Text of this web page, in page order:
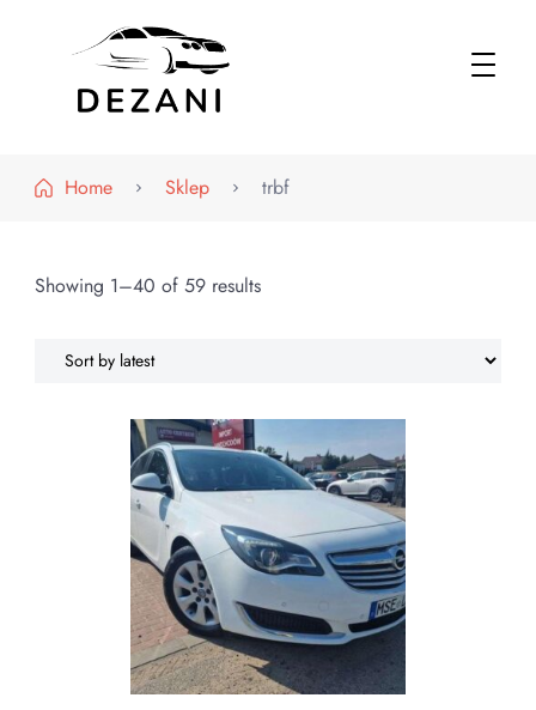
Home
Sklep trbf
Showing 1–40 of 59 results